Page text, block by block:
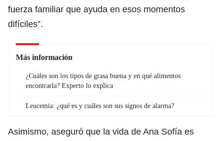
fuerza familiar que ayuda en esos momentos
difíciles”.
Más información
¿Cuáles son los tipos de grasa buena y en qué alimentos
encontrarla? Experto lo explica
Leucemia: ¿qué es y cuáles son sus signos de alarma?
Asimismo, aseguró que la vida de Ana Sofía es